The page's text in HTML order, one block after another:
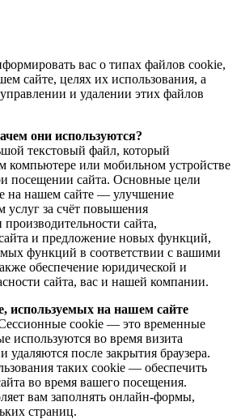
вас о типах файлов cookie,
сайте, целях их использования, а
и удалении этих файлов
они используются?
текстовый файл, который
компьютере или мобильном устройстве
посещении сайта. Основные цели
на нашем сайте — улучшение
услуг за счёт повышения
сайта,
и предложение новых функций,
функций в соответствии с вашими
обеспечение юридической и
сайта, вас и нашей компании.
используемых на нашем сайте
cookie — это временные
используются во время визита
удаляются после закрытия браузера.
таких cookie — обеспечить
во время вашего посещения.
вам заполнять онлайн-формы,
страниц.